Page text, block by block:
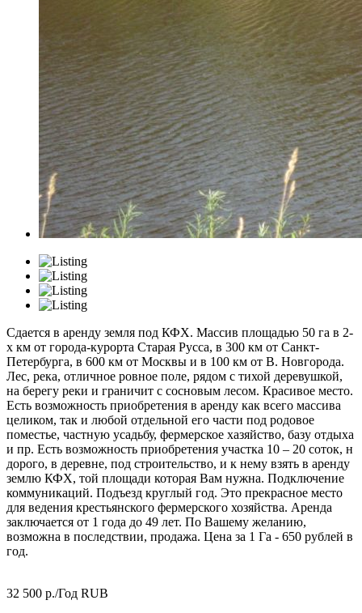
Сдается в аренду земля под КФХ. Массив площадью 50 га в 2-
х км от города-курорта Старая Русса, в 300 км от Санкт-
Петербурга, в 600 км от Москвы и в 100 км от В. Новгорода.
Лес, река, отличное ровное поле, рядом с тихой деревушкой,
на берегу реки и граничит с сосновым лесом. Красивое место.
Есть возможность приобретения в аренду как всего массива
целиком, так и любой отдельной его части под родовое
поместье, частную усадьбу, фермерское хазяйство, базу отдыха
и пр. Есть возможность приобретения участка 10 – 20 соток, н
дорого, в деревне, под строительство, и к нему взять в аренду
землю КФХ, той площади которая Вам нужна. Подключение
коммуникаций. Подъезд круглый год. Это прекрасное место
для ведения крестьянского фермерского хозяйства. Аренда
заключается от 1 года до 49 лет. По Вашему желанию,
возможна в последствии, продажа. Цена за 1 Га - 650 рублей в
год.
32 500 р./Год RUB